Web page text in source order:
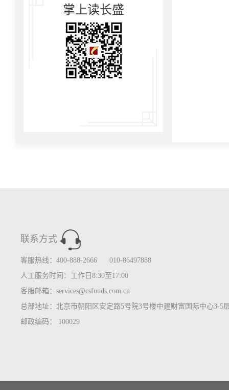
掌上读长盛
联系方式
客服热线：400-888-2666 010-86497888
人工服务时间：工作日8:30至17:00
客服邮箱：services@csfunds.com.cn
总部地址：北京市朝阳区安定路5号院3号楼中建财富国际中心3-5
邮政编码： 100029